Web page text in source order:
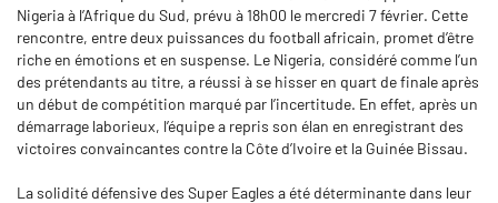
Nigeria à l’Afrique du Sud, prévu à 18h00 le mercredi 7 février. Cette
rencontre, entre deux puissances du football africain, promet d’être
riche en émotions et en suspense. Le Nigeria, considéré comme l’un
des prétendants au titre, a réussi à se hisser en quart de finale après
un début de compétition marqué par l’incertitude. En effet, après un
démarrage laborieux, l’équipe a repris son élan en enregistrant des
victoires convaincantes contre la Côte d’Ivoire et la Guinée Bissau.
La solidité défensive des Super Eagles a été déterminante dans leur